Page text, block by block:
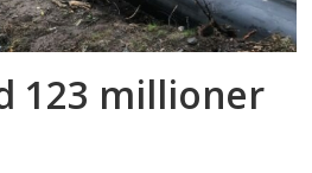
123 millioner